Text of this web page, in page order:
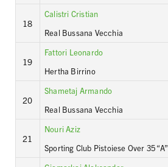
18
Calistri Cristian
Real Bussana Vecchia
19
Fattori Leonardo
Hertha Birrino
20
Shametaj Armando
Real Bussana Vecchia
21
Nouri Aziz
Sporting Club Pistoiese Over 35 “A”